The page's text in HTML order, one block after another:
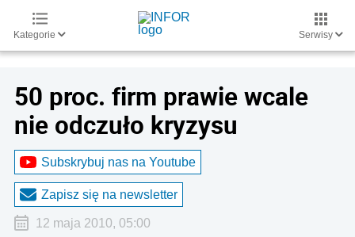
Kategorie Serwisy
50 proc. firm prawie wcale
nie odczuło kryzysu
Subskrybuj nas na Youtube
Zapisz się na newsletter
12 maja 2010, 05:00